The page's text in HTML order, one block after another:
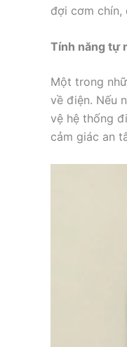
đợi cơm chín,
Tính năng tự
Một trong
về điện. Nếu
vệ hệ thống
cảm giác an